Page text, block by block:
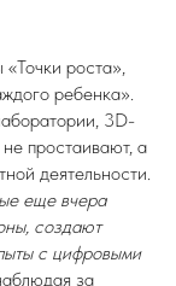
роста»,
ребенка».
3D-
простаивают, а
деятельности.
еще вчера
создают
с цифровыми
за